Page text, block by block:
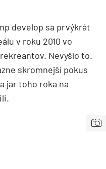
develop sa prvýkrát
v roku 2010 vo
Nevyšlo to.
skromnejší pokus
jar toho roka na